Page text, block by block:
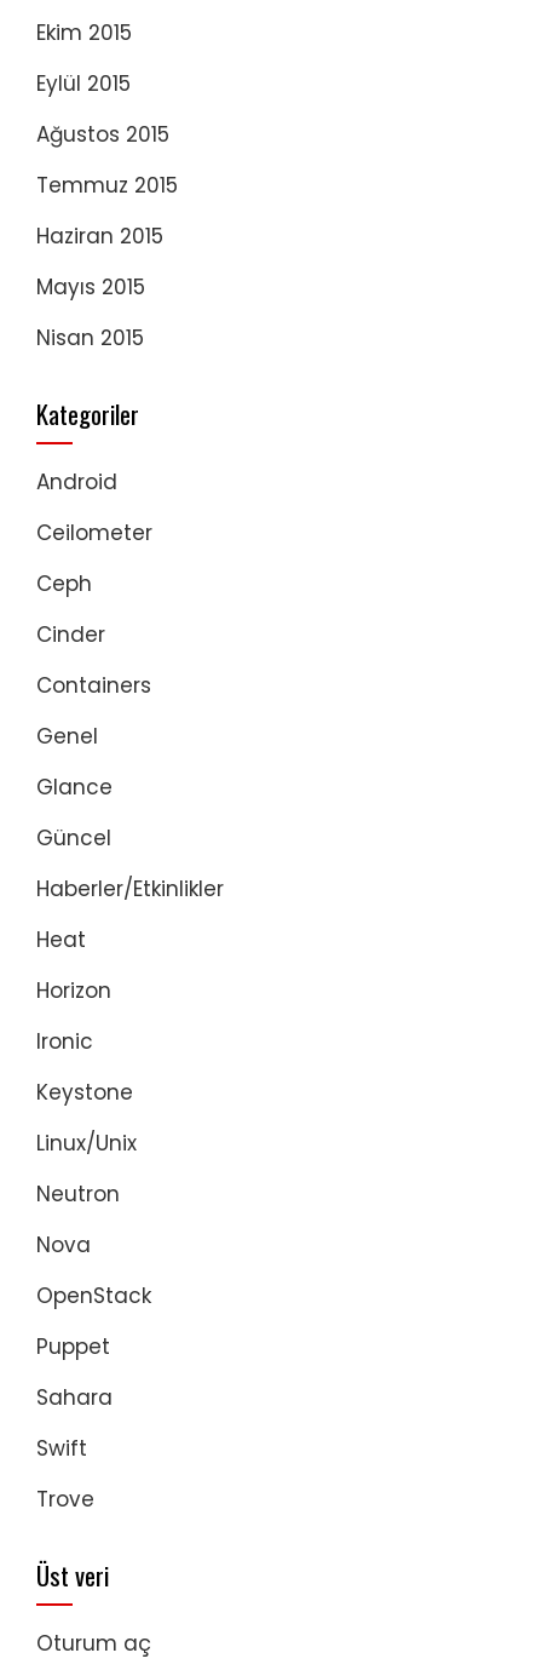
Ekim 2015
Eylül 2015
Ağustos 2015
Temmuz 2015
Haziran 2015
Mayıs 2015
Nisan 2015
Kategoriler
Android
Ceilometer
Ceph
Cinder
Containers
Genel
Glance
Güncel
Haberler/Etkinlikler
Heat
Horizon
Ironic
Keystone
Linux/Unix
Neutron
Nova
OpenStack
Puppet
Sahara
Swift
Trove
Üst veri
Oturum aç